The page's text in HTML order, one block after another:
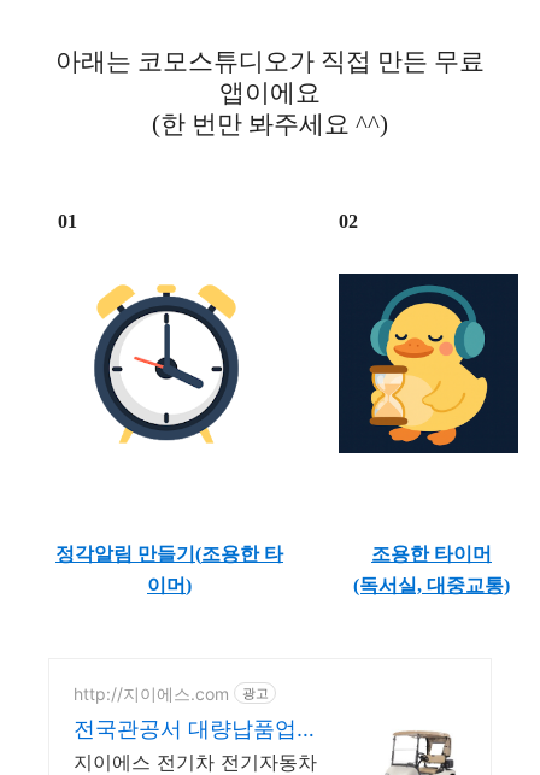
아래는 코모스튜디오가 직접 만든 무료
앱이에요
(한 번만 봐주세요 ^^)
01 02
정각알림 만들기(조용한 타
이머)
조용한 타이머
(독서실, 대중교통)
http://지이에스.com 광고
전국관공서 대량납품업체
다목적운반차 임대및판매
지이에스 전기차 전기자동차